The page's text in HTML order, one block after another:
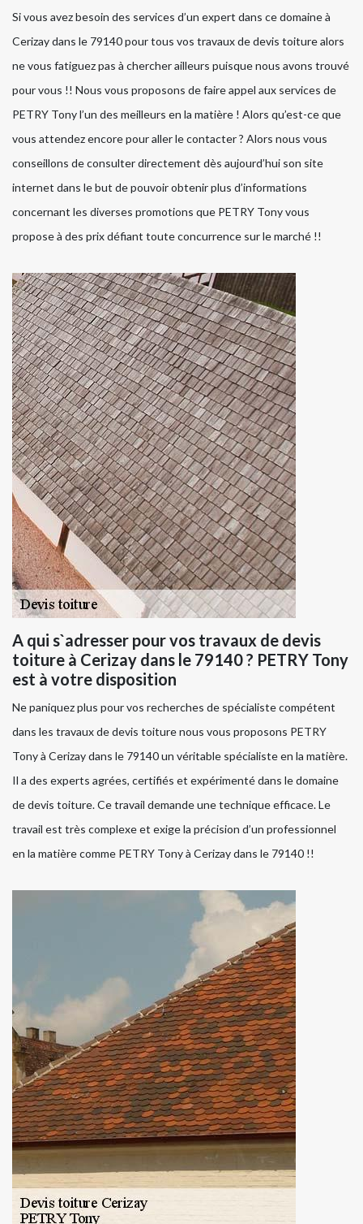
Si vous avez besoin des services d’un expert dans ce domaine à
Cerizay dans le 79140 pour tous vos travaux de devis toiture alors
ne vous fatiguez pas à chercher ailleurs puisque nous avons trouvé
pour vous !! Nous vous proposons de faire appel aux services de
PETRY Tony l’un des meilleurs en la matière ! Alors qu’est-ce que
vous attendez encore pour aller le contacter ? Alors nous vous
conseillons de consulter directement dès aujourd’hui son site
internet dans le but de pouvoir obtenir plus d’informations
concernant les diverses promotions que PETRY Tony vous
propose à des prix défiant toute concurrence sur le marché !!
A qui s`adresser pour vos travaux de devis
toiture à Cerizay dans le 79140 ? PETRY Tony
est à votre disposition
Ne paniquez plus pour vos recherches de spécialiste compétent
dans les travaux de devis toiture nous vous proposons PETRY
Tony à Cerizay dans le 79140 un véritable spécialiste en la matière.
Il a des experts agrées, certifiés et expérimenté dans le domaine
de devis toiture. Ce travail demande une technique efficace. Le
travail est très complexe et exige la précision d’un professionnel
en la matière comme PETRY Tony à Cerizay dans le 79140 !!